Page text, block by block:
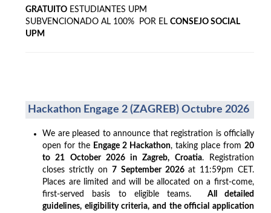
GRATUITO ESTUDIANTES UPM
SUBVENCIONADO AL 100% POR EL CONSEJO SOCIAL
UPM
Hackathon Engage 2 (ZAGREB) Octubre 2026
We are pleased to announce that registration is officially
open for the Engage 2 Hackathon, taking place from 20
to 21 October 2026 in Zagreb, Croatia. Registration
closes strictly on7 September 2026 at 11:59pm CET.
Places are limited and will be allocated on a first-come,
first-served basis to eligible teams. All detailed
guidelines, eligibility criteria, and the official application